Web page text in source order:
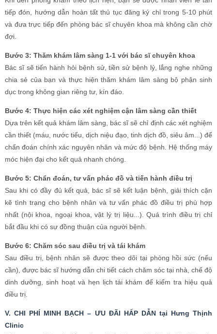
Dựa trên kết quả khám lâm sàng, bác sĩ sẽ chỉ định các xét nghiệm
cần thiết (máu, nước tiểu, dịch niệu đạo, tinh dịch đồ, siêu âm...) để
chẩn đoán chính xác nguyên nhân và mức độ bệnh. Hệ thống máy
móc hiện đại cho kết quả nhanh chóng.
Bước 5: Chẩn đoán, tư vấn phác đồ và tiến hành điều trị
Sau khi có đầy đủ kết quả, bác sĩ sẽ kết luận bệnh, giải thích cặn
kẽ tình trạng cho bệnh nhân và tư vấn phác đồ điều trị phù hợp
nhất (nội khoa, ngoại khoa, vật lý trị liệu...). Quá trình điều trị chỉ
bắt đầu khi có sự đồng thuận của người bệnh.
Bước 6: Chăm sóc sau điều trị và tái khám
Sau điều trị, bệnh nhân sẽ được theo dõi tại phòng hồi sức (nếu
cần), được bác sĩ hướng dẫn chi tiết cách chăm sóc tại nhà, chế độ
dinh dưỡng, sinh hoạt và hẹn lịch tái khám để kiểm tra hiệu quả
điều trị.
V. CHI PHÍ MINH BẠCH – ƯU ĐÃI HẤP DẪN tại Hưng Thịnh
Clinic
Một trong những lo lắng lớn nhất của người bệnh khi đến các
phòng khám tư nhân là vấn đề chi phí "vẽ bệnh", "chặt chém". Tại
Hưng Thịnh, chúng tôi cam kết xóa bỏ hoàn toàn nỗi lo này.
Minh bạch tuyệt đối: Mọi khoản chi phí thăm khám, xét
nghiệm, điều trị đều được niêm yết công khai, rõ ràng theo đúng
quy định của Sở Y tế. Trước khi thực hiện bất kỳ dịch vụ nào,
bác sĩ đều thông báo trước mức phí dự kiến để người bệnh nắm
sinh vô lý.
lượng cao, nhưng mức chi phí tại Hưng Thịnh được đánh giá là